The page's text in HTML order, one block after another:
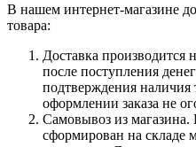
В нашем интернет-магазине
товара:
Доставка
после поступления
подтверждения наличия
оформлении заказа не
Самовывоз из магазина.
сформирован на складе